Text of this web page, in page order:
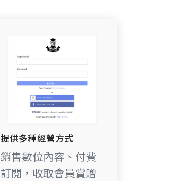
提供多種經營方式
銷售數位內容、付費
訂閱，收取會員賞贈